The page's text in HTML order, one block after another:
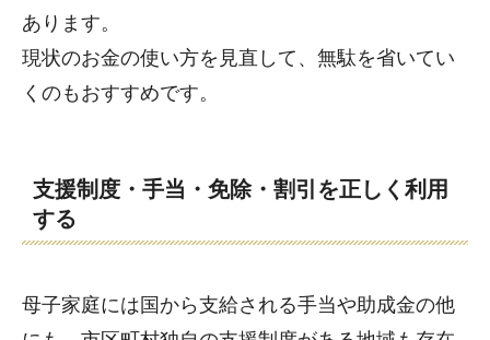
あります。
現状のお金の使い方を見直して、無駄を省いてい
くのもおすすめです。
支援制度・手当・免除・割引を正しく利用
する
母子家庭には国から支給される手当や助成金の他